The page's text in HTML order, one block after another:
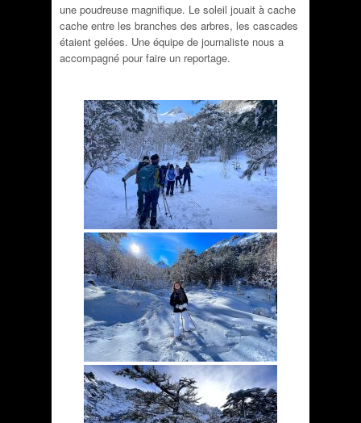
une poudreuse magnifique. Le soleil jouait à cache
cache entre les branches des arbres, les cascades
étaient gelées. Une équipe de journaliste nous a
accompagné pour faire un reportage.